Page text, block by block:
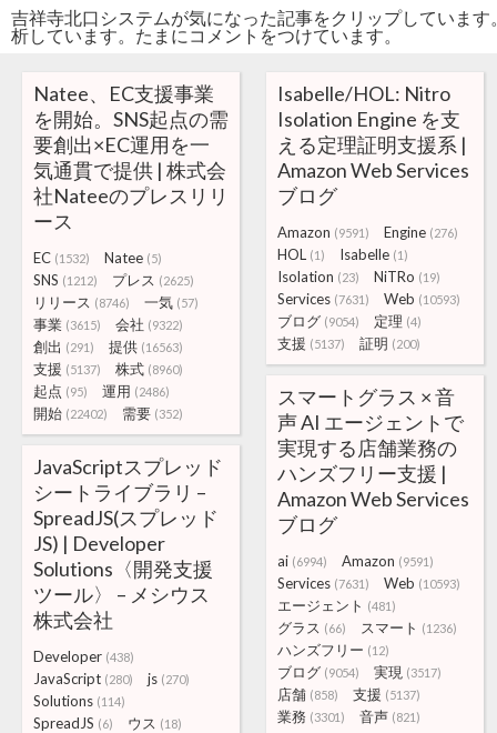
吉祥寺北口システムが気になった記事をクリップしていま
析しています。たまにコメントをつけています。
Natee、EC支援事業
を開始。SNS起点の需
要創出×EC運用を一
気通貫で提供 | 株式会
社Nateeのプレスリリ
ース
EC (1532) Natee (5)
SNS (1212) プレス (2625)
リリース (8746) 一気 (57)
事業 (3615) 会社 (9322)
創出 (291) 提供 (16563)
支援 (5137) 株式 (8960)
起点 (95) 運用 (2486)
開始 (22402) 需要 (352)
Isabelle/HOL: Nitro
Isolation Engine を支
える定理証明支援系 |
Amazon Web Services
ブログ
Amazon (9591) Engine (276)
HOL (1) Isabelle (1)
Isolation (23) NiTRo (19)
Services (7631) Web (10593)
ブログ (9054) 定理 (4)
支援 (5137) 証明 (200)
スマートグラス × 音
声 AI エージェントで
実現する店舗業務の
ハンズフリー支援 |
Amazon Web Services
ブログ
ai (6994) Amazon (9591)
Services (7631) Web (10593)
エージェント (481)
グラス (66) スマート (1236)
ハンズフリー (12)
ブログ (9054) 実現 (3517)
店舗 (858) 支援 (5137)
業務 (3301) 音声 (821)
JavaScriptスプレッド
シートライブラリ –
SpreadJS(スプレッド
JS) | Developer
Solutions〈開発支援
ツール〉 – メシウス
株式会社
Developer (438)
JavaScript (280) js (270)
Solutions (114)
SpreadJS (6) ウス (18)